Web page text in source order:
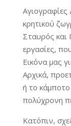
κρητικού
Σταυρός και
εργασίες,
Εικόνα μας
Αρχικά,
ή το κάμποτο
πολύχρονη
Κατόπιν,